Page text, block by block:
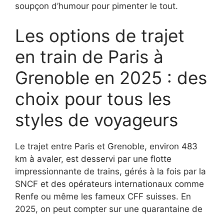
soupçon d’humour pour pimenter le tout.
Les options de trajet
en train de Paris à
Grenoble en 2025 : des
choix pour tous les
styles de voyageurs
Le trajet entre Paris et Grenoble, environ 483
km à avaler, est desservi par une flotte
impressionnante de trains, gérés à la fois par la
SNCF et des opérateurs internationaux comme
Renfe ou même les fameux CFF suisses. En
2025, on peut compter sur une quarantaine de